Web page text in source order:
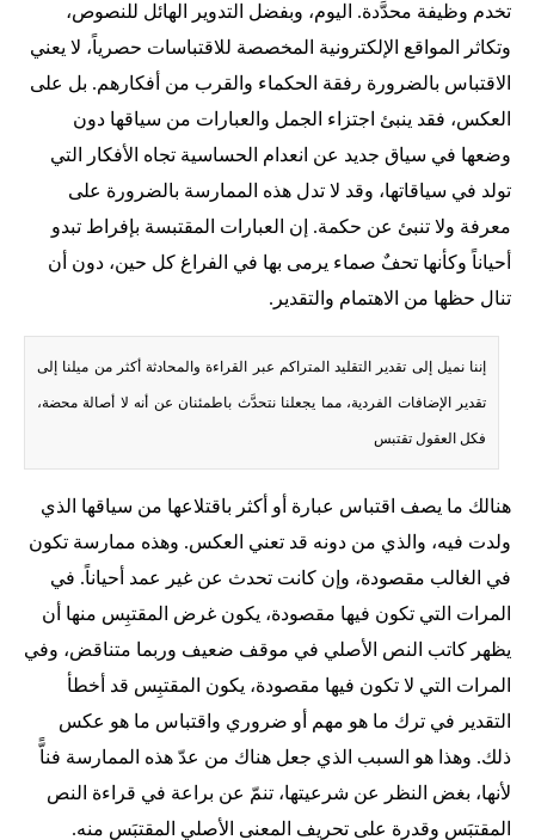
تخدم وظيفة محدَّدة. اليوم، وبفضل التدوير الهائل للنصوص،
وتكاثر المواقع الإلكترونية المخصصة للاقتباسات حصرياً، لا يعني
الاقتباس بالضرورة رفقة الحكماء والقرب من أفكارهم. بل على
العكس، فقد ينبئ اجتزاء الجمل والعبارات من سياقها دون
وضعها في سياق جديد عن انعدام الحساسية تجاه الأفكار التي
تولد في سياقاتها، وقد لا تدل هذه الممارسة بالضرورة على
معرفة ولا تنبئ عن حكمة. إن العبارات المقتبسة بإفراط تبدو
أحياناً وكأنها تحفٌ صماء يرمى بها في الفراغ كل حين، دون أن
تنال حظها من الاهتمام والتقدير.
إننا نميل إلى تقدير التقليد المتراكم عبر القراءة والمحادثة أكثر من ميلنا إلى
تقدير الإضافات الفردية، مما يجعلنا نتحدَّث باطمئنان عن أنه لا أصالة محضة،
فكل العقول تقتبس
هنالك ما يصف اقتباس عبارة أو أكثر باقتلاعها من سياقها الذي
ولدت فيه، والذي من دونه قد تعني العكس. وهذه ممارسة تكون
في الغالب مقصودة، وإن كانت تحدث عن غير عمد أحياناً. في
المرات التي تكون فيها مقصودة، يكون غرض المقتبِس منها أن
يظهر كاتب النص الأصلي في موقف ضعيف وربما متناقض، وفي
المرات التي لا تكون فيها مقصودة، يكون المقتبِس قد أخطأ
التقدير في ترك ما هو مهم أو ضروري واقتباس ما هو عكس
ذلك. وهذا هو السبب الذي جعل هناك من عدّ هذه الممارسة فناًّ
لأنها، بغض النظر عن شرعيتها، تنمّ عن براعة في قراءة النص
المقتبَس وقدرة على تحريف المعنى الأصلي المقتبَس منه.